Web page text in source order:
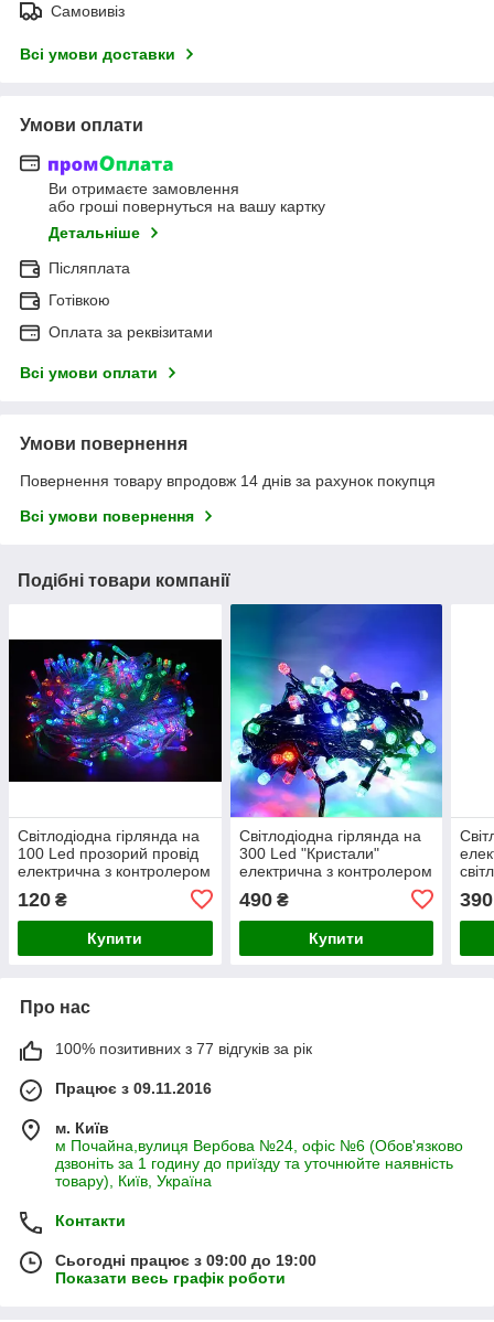
Самовивіз
Всі умови доставки
Умови оплати
Ви отримаєте замовлення
або гроші повернуться на вашу картку
Детальніше
Післяплата
Готівкою
Оплата за реквізитами
Всі умови оплати
Умови повернення
Повернення товару впродовж 14 днів за рахунок покупця
Всі умови повернення
Подібні товари компанії
Світлодіодна гірлянда на
100 Led прозорий провід
електрична з контролером
120 ₴
Купити
Світлодіодна гірлянда на
300 Led "Кристали"
електрична з контролером
490₴
Купити
390
Про нас
100% позитивних з 77 відгуків за рік
Працює з 09.11.2016
м. Київ
м Почайна,вулиця Вербова №24, офіс №6 (Обов'язково
дзвоніть за 1 годину до приїзду та уточнюйте наявність
товару), Київ, Україна
Контакти
Сьогодні працює з 09:00 до 19:00
Показати весь графік роботи